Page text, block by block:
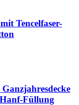
Tencelfaser-
Füllung